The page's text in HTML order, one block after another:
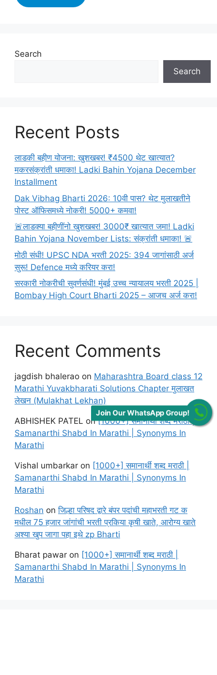
HSC
वाचा
Search
Search
Recent Posts
लाडकी बहीण योजना: खुशखबर! ₹4500 थेट खात्यात?
मकरसंक्रांती धमाका! Ladki Bahin Yojana December
Installment
Dak Vibhag Bharti 2026: 10वी पास? थेट मुलाखतीने
पोस्ट ऑफिसमध्ये नोकरी! 5000+ कमवा!
🚨लाडक्या बहीणींनो खुशखबर! 3000₹ खात्यात जमा! Ladki
Bahin Yojana November Lists: संक्रांती धमाका! 🚨
मोठी संधी! UPSC NDA भरती 2025: 394 जागांसाठी अर्ज
सुरू! Defence मध्ये करियर करा!
सरकारी नोकरीची सुवर्णसंधी! मुंबई उच्च न्यायालय भरती 2025 |
Bombay High Court Bharti 2025 – आजच अर्ज करा!
Recent Comments
jagdish bhalerao on Maharashtra Board class 12
Marathi Yuvakbharati Solutions Chapter मुलाखत
लेखन (Mulakhat Lekhan)
ABHISHEK PATEL on[1000+] समानार्थी शब्द मराठी |
Samanarthi Shabd In Marathi | Synonyms In
Marathi
Vishal umbarkar on [1000+] समानार्थी शब्द मराठी |
Samanarthi Shabd In Marathi | Synonyms In
Marathi
Roshan onजिल्हा परिषद द्वारे बंपर पदांची महाभरती गट क
मधील 75 हजार जांगांची भरती प्रकिया कृषी खाते, आरोग्य खाते
अश्या खुप जागा पहा इथे zp Bharti
Bharat pawar on [1000+] समानार्थी शब्द मराठी |
Samanarthi Shabd In Marathi | Synonyms In
Marathi
Join Our WhatsApp Group!